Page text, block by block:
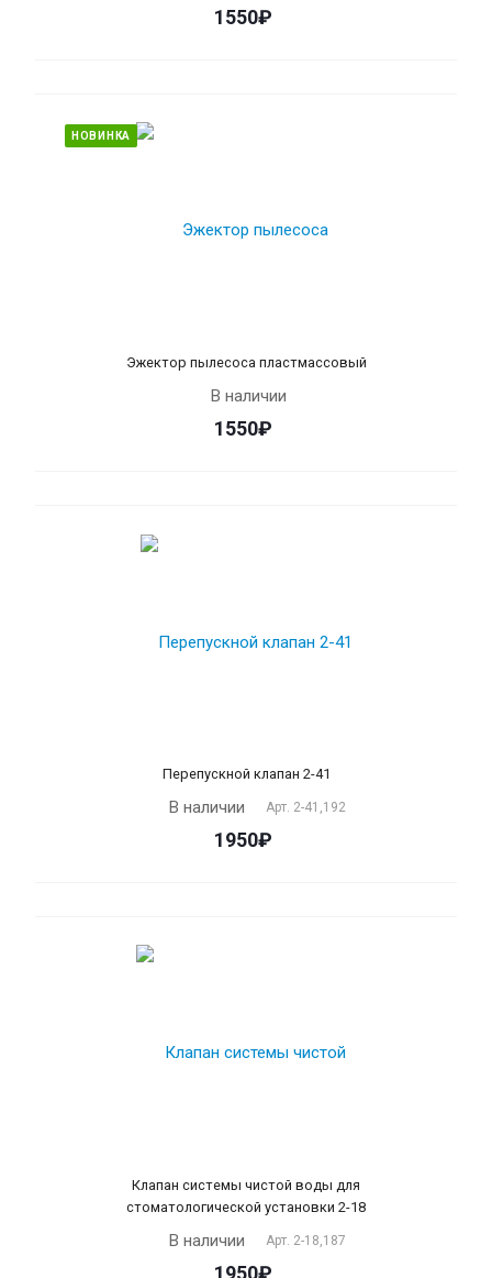
1550₽
НОВИНКА
Эжектор пылесоса пластмассовый
В наличии
1550₽
Перепускной клапан 2-41
В наличии Арт. 2-41,192
1950₽
Клапан системы чистой воды для
стоматологической установки 2-18
В наличии Арт. 2-18,187
1950₽